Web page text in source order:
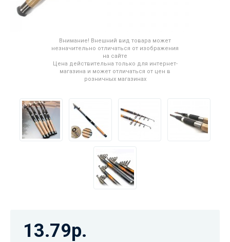
Внимание! Внешний вид товара может
незначительно отличаться от изображения
на сайте
Цена действительна только для интернет-
магазина и может отличаться от цен в
розничных магазинах
13.79р.